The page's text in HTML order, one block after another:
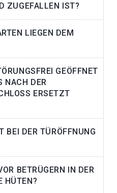
ZUGEFALLEN IST?
LIEGEN DEM
GEÖFFNET
NACH DER
ERSETZT
BEI DER TÜRÖFFNUNG
BETRÜGERN IN DER
HÜTEN?